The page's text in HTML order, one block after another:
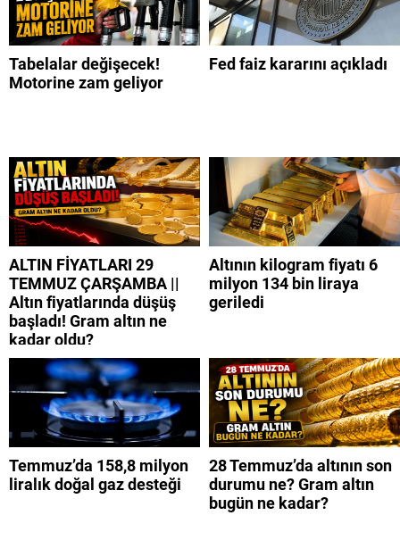
Tabelalar değişecek!
Motorine zam geliyor
Fed faiz kararını açıkladı
ALTIN FİYATLARI 29
TEMMUZ ÇARŞAMBA ||
Altın fiyatlarında düşüş
başladı! Gram altın ne
kadar oldu?
Altının kilogram fiyatı 6
milyon 134 bin liraya
geriledi
Temmuz’da 158,8 milyon
liralık doğal gaz desteği
28 Temmuz’da altının son
durumu ne? Gram altın
bugün ne kadar?